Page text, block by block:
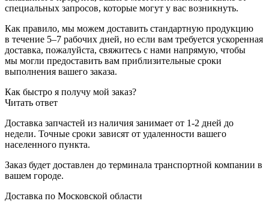
специальных запросов, которые могут у вас возникнуть.
Как правило, мы можем доставить стандартную продукцию
в течение 5–7 рабочих дней, но если вам требуется ускоренная
доставка, пожалуйста, свяжитесь с нами напрямую, чтобы
мы могли предоставить вам приблизительные сроки
выполнения вашего заказа.
Как быстро я получу мой заказ?
Читать ответ
Доставка запчастей из наличия занимает от 1-2 дней до
недели. Точные сроки зависят от удаленности вашего
населенного пункта.
Заказ будет доставлен до терминала транспортной компании в
вашем городе.
Доставка по Московской области